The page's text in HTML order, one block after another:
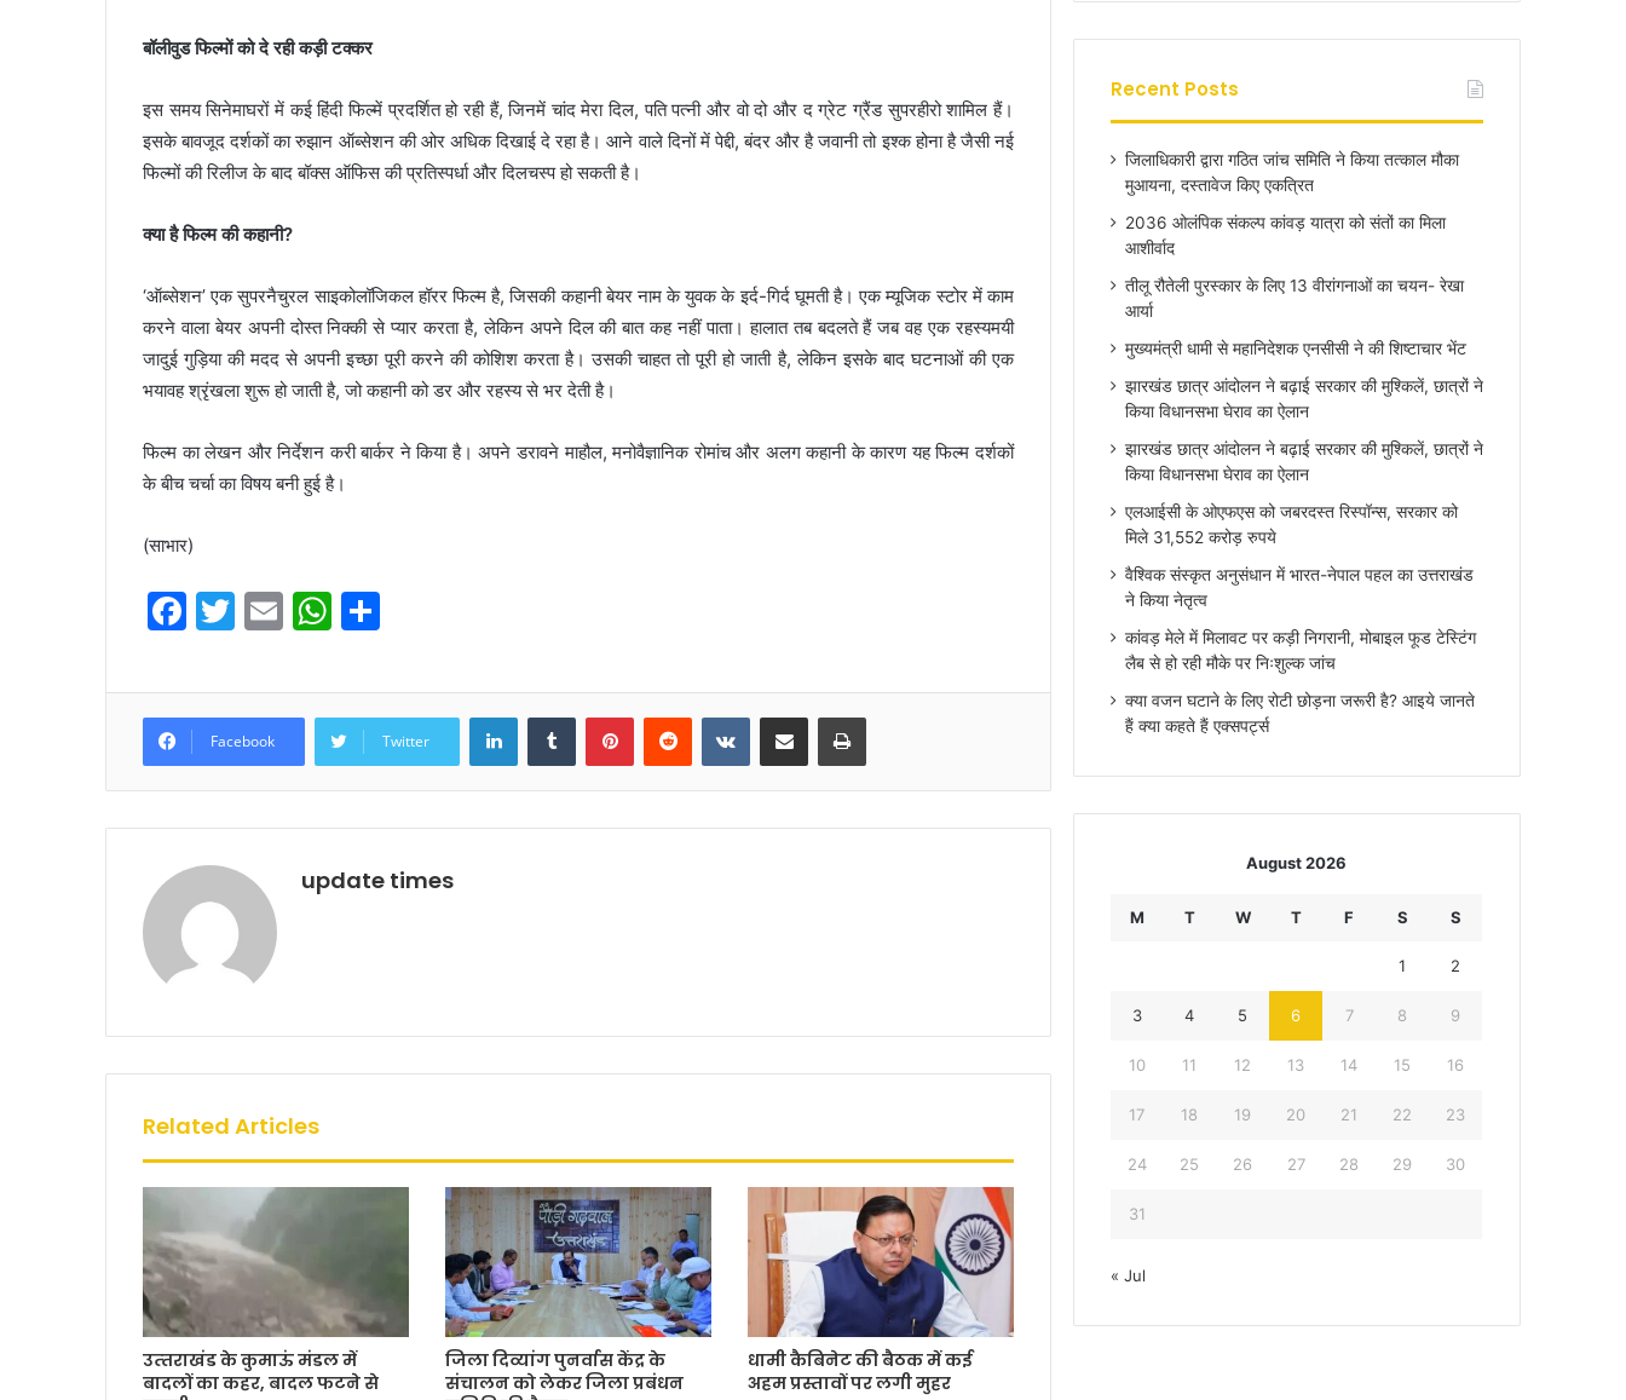
बॉलीवुड फिल्मों को दे रही कड़ी टक्कर
इस समय सिनेमाघरों में कई हिंदी फिल्में प्रदर्शित हो रही हैं, जिनमें चांद मेरा दिल, पति पत्नी और वो दो और द ग्रेट ग्रैंड सुपरहीरो शामिल हैं।
इसके बावजूद दर्शकों का रुझान ऑब्सेशन की ओर अधिक दिखाई दे रहा है। आने वाले दिनों में पेद्दी, बंदर और है जवानी तो इश्क होना है जैसी नई
फिल्मों की रिलीज के बाद बॉक्स ऑफिस की प्रतिस्पर्धा और दिलचस्प हो सकती है।
क्या है फिल्म की कहानी?
‘ऑब्सेशन’ एक सुपरनैचुरल साइकोलॉजिकल हॉरर फिल्म है, जिसकी कहानी बेयर नाम के युवक के इर्द-गिर्द घूमती है। एक म्यूजिक स्टोर में काम
करने वाला बेयर अपनी दोस्त निक्की से प्यार करता है, लेकिन अपने दिल की बात कह नहीं पाता। हालात तब बदलते हैं जब वह एक रहस्यमयी
जादुई गुड़िया की मदद से अपनी इच्छा पूरी करने की कोशिश करता है। उसकी चाहत तो पूरी हो जाती है, लेकिन इसके बाद घटनाओं की एक
भयावह श्रृंखला शुरू हो जाती है, जो कहानी को डर और रहस्य से भर देती है।
फिल्म का लेखन और निर्देशन करी बार्कर ने किया है। अपने डरावने माहौल, मनोवैज्ञानिक रोमांच और अलग कहानी के कारण यह फिल्म दर्शकों
के बीच चर्चा का विषय बनी हुई है।
(साभार)
F
c
e
b
o
o
k
T
itt
er
E
ai
l
W
at
s
A
p
p
ar
e
Facebook Twitter
update times
Related Articles
उत्‍तराखंड के कुमाऊं मंडल में
बादलों का कहर, बादल फटने से
जिला दिव्यांग पुनर्वास केंद्र के
संचालन को लेकर जिला प्रबंधन
धामी कैबिनेट की बैठक में कई
अहम प्रस्तावों पर लगी मुहर
Recent Posts
जिलाधिकारी द्वारा गठित जांच समिति ने किया तत्काल मौका
मुआयना, दस्तावेज किए एकत्रित
2036 ओलंपिक संकल्प कांवड़ यात्रा को संतों का मिला
आशीर्वाद
तीलू रौतेली पुरस्कार के लिए 13 वीरांगनाओं का चयन- रेखा
आर्या
मुख्यमंत्री धामी से महानिदेशक एनसीसी ने की शिष्टाचार भेंट
झारखंड छात्र आंदोलन ने बढ़ाई सरकार की मुश्किलें, छात्रों ने
किया विधानसभा घेराव का ऐलान
झारखंड छात्र आंदोलन ने बढ़ाई सरकार की मुश्किलें, छात्रों ने
किया विधानसभा घेराव का ऐलान
एलआईसी के ओएफएस को जबरदस्त रिस्पॉन्स, सरकार को
मिले 31,552 करोड़ रुपये
वैश्विक संस्कृत अनुसंधान में भारत-नेपाल पहल का उत्तराखंड
ने किया नेतृत्व
कांवड़ मेले में मिलावट पर कड़ी निगरानी, मोबाइल फूड टेस्टिंग
लैब से हो रही मौके पर निःशुल्क जांच
क्या वजन घटाने के लिए रोटी छोड़ना जरूरी है? आइये जानते
हैं क्या कहते हैं एक्सपर्ट्स
August 2026
M T W T F S S
1 2
3 4 5 6 7 8 9
10 11 12 13 14 15 16
17 18 19 20 21 22 23
24 25 26 27 28 29 30
31
« Jul